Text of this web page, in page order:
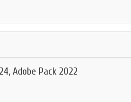
Adobe Pack 2022